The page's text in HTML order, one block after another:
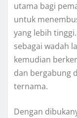
utama bagi
untuk
yang lebih
sebagai wadah
kemudian
dan bergabung
ternama.
Dengan